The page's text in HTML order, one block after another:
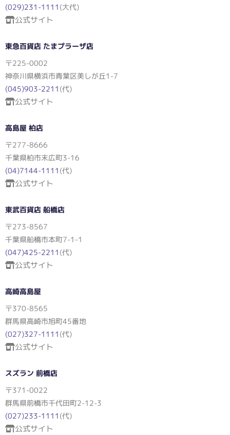
(029)231-1111 (大代)
公式サイト
東急百貨店 たまプラーザ店
〒225-0002
神奈川県横浜市青葉区美しが丘1-7
(045)903-2211 (代)
公式サイト
高島屋 柏店
〒277-8666
千葉県柏市末広町3-16
(04)7144-1111 (代)
公式サイト
東武百貨店 船橋店
〒273-8567
千葉県船橋市本町7-1-1
(047)425-2211 (代)
公式サイト
高崎高島屋
〒370-8565
群馬県高崎市旭町45番地
(027)327-1111 (代)
公式サイト
スズラン 前橋店
〒371-0022
群馬県前橋市千代田町2-12-3
(027)233-1111 (代)
公式サイト